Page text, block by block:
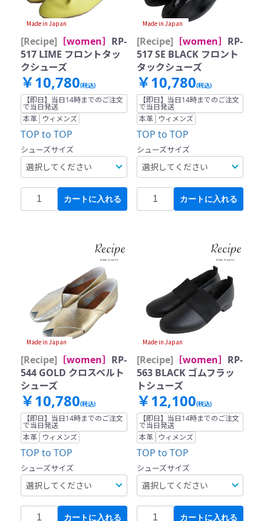
Made in Japan
[Recipe] ［women］ RP-
517 LIME フロントタッ
クシューズ
￥10,780(税込)
【即日】当日14時までのご注文
で当日発送
本革 ウィメンズ
TOP to TOP
シューズサイズ
カートに入れる
Made in Japan
[Recipe] ［women］ RP-
517 SE BLACK フロント
タックシューズ
￥10,780(税込)
【即日】当日14時までのご注文
で当日発送
本革 ウィメンズ
TOP to TOP
シューズサイズ
カートに入れる
Made in Japan
[Recipe] ［women］ RP-
544 GOLD クロスベルト
シューズ
￥10,780(税込)
【即日】当日14時までのご注文
で当日発送
本革 ウィメンズ
TOP to TOP
シューズサイズ
カートに入れる
Made in Japan
[Recipe] ［women］ RP-
563 BLACK ゴムフラッ
トシューズ
￥12,100(税込)
【即日】当日14時までのご注文
で当日発送
本革 ウィメンズ
TOP to TOP
シューズサイズ
カートに入れる